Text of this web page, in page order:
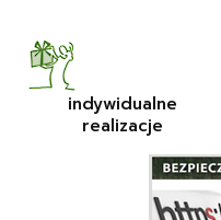
indywidualne
realizacje